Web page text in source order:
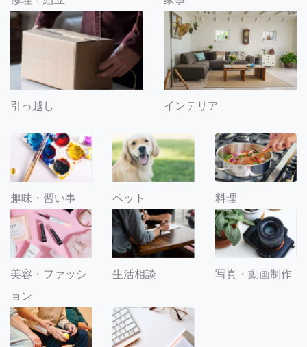
引っ越し インテリア
趣味・習い事 ペット 料理
美容・ファッシ
ョン
生活相談 写真・動画制作